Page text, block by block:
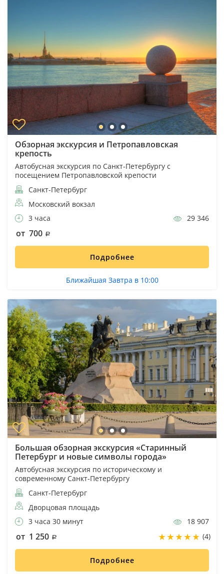
Обзорная экскурсия и Петропавловская
крепость
Автобусная экскурсия по Санкт-Петербургу с
посещением Петропавловской крепости
Санкт-Петербург
Московский вокзал
3 часа
29 346
от 700
Подробнее
Ближайшая Завтра в 10:00
Большая обзорная экскурсия «Старинный
Петербург и новые символы города»
Автобусная экскурсия по историческому и
современному Санкт-Петербургу
Санкт-Петербург
Дворцовая площадь
3 часа 30 минут
18 907
от 1 250 (4)
Подробнее